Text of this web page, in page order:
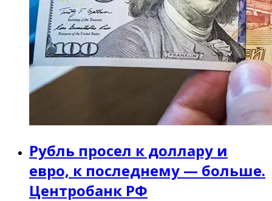
Рубль просел к доллару и
евро, к последнему — больше.
Центробанк РФ